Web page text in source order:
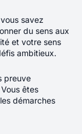
Total
de
de
savez
du sens aux
et votre sens
ambitieux.
preuve
êtes
démarches